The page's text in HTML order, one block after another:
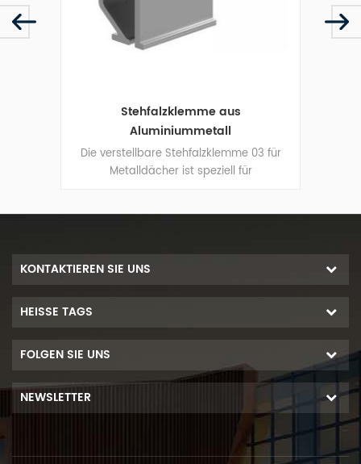
Stehfalzklemme aus
Aluminiummetall
Die verstellbare Stehfalzklemme 03 für
Metalldächer ist speziell für
KONTAKTIEREN SIE UNS
HEISSE TAGS
FOLGEN SIE UNS
NEWSLETTER